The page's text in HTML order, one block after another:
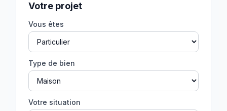
Votre projet
Vous êtes
Type de bien
Votre situation